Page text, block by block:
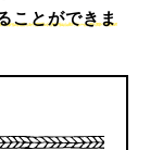
ことができま